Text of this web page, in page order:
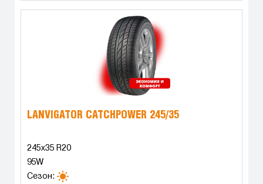
LANVIGATOR CATCHPOWER 245/35
245x35 R20
95W
Сезон: